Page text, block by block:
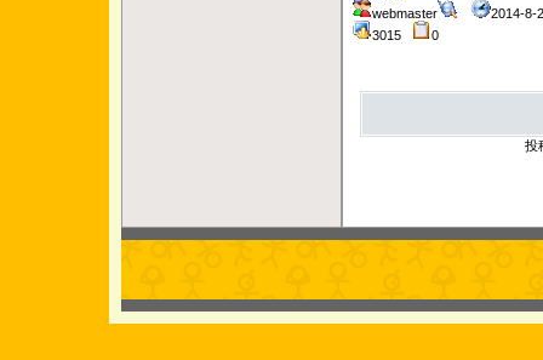
webmaster
2014-
3015
0
投